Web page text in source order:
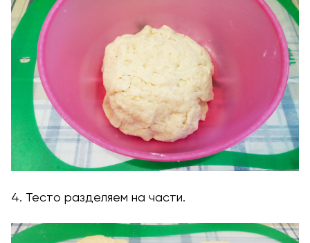
4. Тесто разделяем на части.